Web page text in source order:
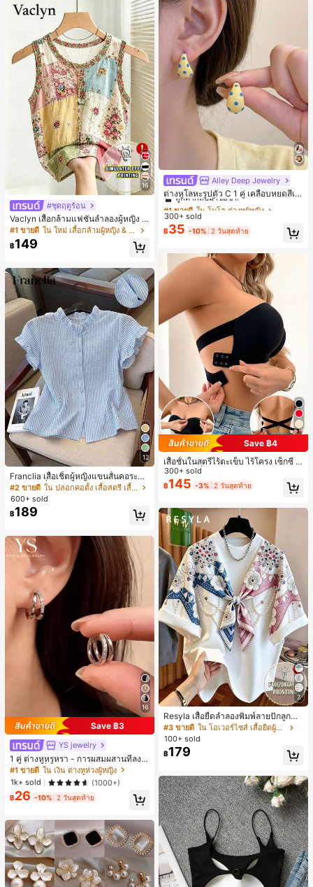
16
#ชุดฤดูร้อน
Vaclyn เสื้อกล้ามแฟชั่นลำลองผู้หญิง ล
ายแพตช์เวิร์ก แขนกุด คอกลม ติดกระดุ
ม
#1 ขายดี ใน ใหม่ เสื้อกล้ามผู้หญิง & Camis
฿149
12
Franclia เสื้อเชิ้ตผู้หญิงแขนสั้นคอระบา
ยกระดุมเดี่ยวลายทาง
#2 ขายดี
ใน ปลอกคอตั้ง เสื้อสตรี เสื้อเบลาส์ & Tee
600+ sold
฿189
16
Save ฿3
YS jewelry
1 คู่ ต่างหูหรูหรา - การผสมผสานที่ลงตั
วของแฟชั่นและความซับซ้อน, ดีไซน์ส
องชั้น, เหมาะสำหรับสุภาพสตรีและนักเ
รียน, ต่างหูทองแดงฝังไมโคร
#1 ขายดี ใน เงิน ต่างหูห่วงผู้หญิง
1k+ sold
(1000+)
฿26 -10% 2 วันสุดท้าย
Alley Deep Jewelry
ต่างหูโลหะรูปตัว C 1 คู่ เคลือบหยดสีเห
ลือง ลายจุดสีน้ำเงิน สไตล์ยุโรปและอเม
ริกัน แฟชั่นส่วนตัว หวานและสง่างาม
สำหรับผู้หญิงและเด็กหญิง สำหรับการเ
ดินทาง งานแต่งงาน ปาร์ตี้ วันเกิด ของ
#1 ขายดี ใน โบโฮ ต่างหูผู้หญิง
ลูกค้ากลับมาซื้อซ้ำ!
เกือบหมดแล้ว!
#1 ขายดี ใน โบโฮ ต่างหูผู้หญิง
ลูกค้ากลับมาซื้อซ้ำ!
เกือบหมดแล้ว!
#1 ขายดี ใน โบโฮ ต่างหูผู้หญิง
ลูกค้ากลับมาซื้อซ้ำ!
เกือบหมดแล้ว!
#1 ขายดี ใน โบโฮ ต่างหูผู้หญิง
เกือบหมดแล้ว!
300+ sold
฿35 -10% 2 วันสุดท้าย
Save ฿4
เสื้อชั้นในสตรีไร้ตะเข็บ ไร้โครง เซ็กซี่ ด้
านข้างไม่ลื่น แผ่นรองถอดได้ ลายไขว้ห
ลัง ไร้สาย สบายตลอดวัน
300+ sold
฿145 -3% 2 วันสุดท้าย
7
Resyla เสื้อยืดลำลองพิมพ์ลายปักลูกปัด
รูปโบว์ขนาดใหญ่สำหรับผู้หญิง
#3 ขายดี
ใน โอเวอร์ไซส์ เสื้อยืดผู้หญิง
100+ sold
฿179